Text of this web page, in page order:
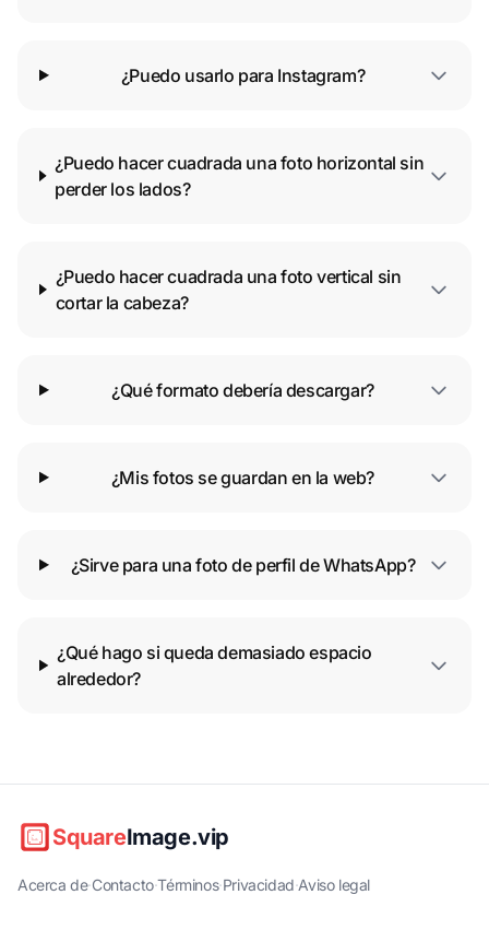
¿Puedo usarlo para Instagram?
¿Puedo hacer cuadrada una foto horizontal sin
perder los lados?
¿Puedo hacer cuadrada una foto vertical sin
cortar la cabeza?
¿Qué formato debería descargar?
¿Mis fotos se guardan en la web?
¿Sirve para una foto de perfil de WhatsApp?
¿Qué hago si queda demasiado espacio
alrededor?
SquareImage.vip
Acerca de·Contacto·Términos·Privacidad·Aviso legal